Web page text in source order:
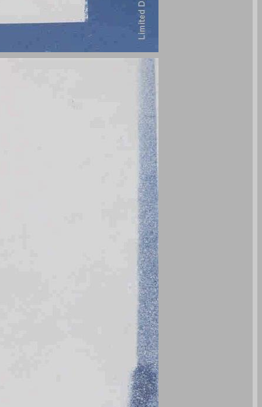
רב שיח תשיעי על מחקר תולדות תנועות הנוער: תרבות נעורים ... 0